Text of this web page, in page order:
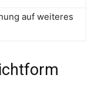
auf weiteres